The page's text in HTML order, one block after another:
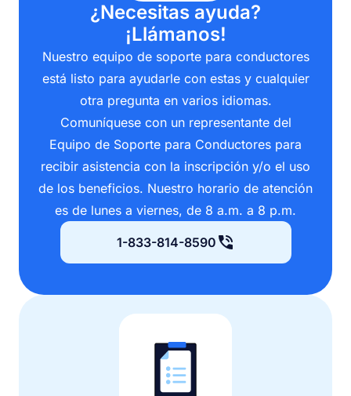
¿Necesitas ayuda?
¡Llámanos!
Nuestro equipo de soporte para conductores
está listo para ayudarle con estas y cualquier
otra pregunta en varios idiomas.
Comuníquese con un representante del
Equipo de Soporte para Conductores para
recibir asistencia con la inscripción y/o el uso
de los beneficios. Nuestro horario de atención
es de lunes a viernes, de 8 a.m. a 8 p.m.
1-833-814-8590